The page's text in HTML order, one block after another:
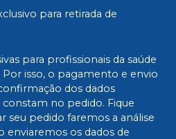
para retirada de
para profissionais da saúde
isso, o pagamento e envio
dos dados
constam no pedido. Fique
seu pedido faremos a análise
enviaremos os dados de